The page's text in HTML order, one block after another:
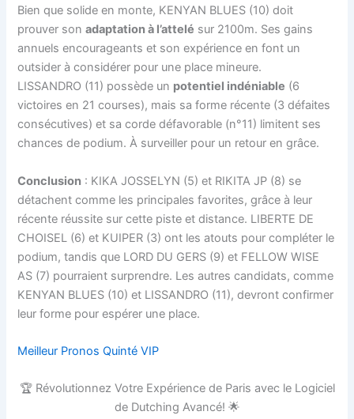
Bien que solide en monte, KENYAN BLUES (10) doit
prouver sonadaptation à l’attelé sur 2100m. Ses gains
annuels encourageants et son expérience en font un
outsider à considérer pour une place mineure.
LISSANDRO (11) possède un potentiel indéniable (6
victoires en 21 courses), mais sa forme récente (3 défaites
consécutives) et sa corde défavorable (n°11) limitent ses
chances de podium. À surveiller pour un retour en grâce.
Conclusion : KIKA JOSSELYN (5) et RIKITA JP (8) se
détachent comme les principales favorites, grâce à leur
récente réussite sur cette piste et distance. LIBERTE DE
CHOISEL (6) et KUIPER (3) ont les atouts pour compléter le
podium, tandis que LORD DU GERS (9) et FELLOW WISE
AS (7) pourraient surprendre. Les autres candidats, comme
KENYAN BLUES (10) et LISSANDRO (11), devront confirmer
leur forme pour espérer une place.
Meilleur Pronos Quinté VIP
🏆 Révolutionnez Votre Expérience de Paris avec le Logiciel
de Dutching Avancé! 🌟